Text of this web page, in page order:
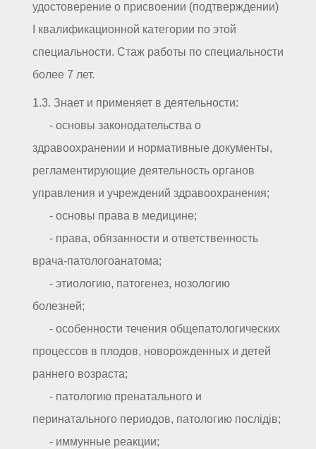
удостоверение о присвоении (подтверждении)
I квалификационной категории по этой
специальности. Стаж работы по специальности
более 7 лет.
1.3. Знает и применяет в деятельности:
- основы законодательства о
здравоохранении и нормативные документы,
регламентирующие деятельность органов
управления и учреждений здравоохранения;
- основы права в медицине;
- права, обязанности и ответственность
врача-патологоанатома;
- этиологию, патогенез, нозологию
болезней;
- особенности течения общепатологических
процессов в плодов, новорожденных и детей
раннего возраста;
- патологию пренатального и
перинатального периодов, патологию послідів;
- иммунные реакции;